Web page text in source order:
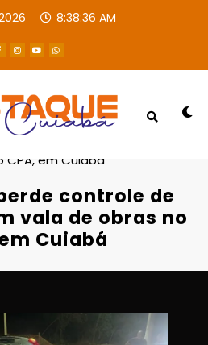
8:38:37 AM
Destaques
CPA, em Cuiabá
controle de
vala de obras no
Cuiabá